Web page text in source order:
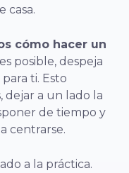
casa.
cómo hacer un
posible, despeja
ti. Esto
dejar a un lado la
de tiempo y
centrarse.
a la práctica.